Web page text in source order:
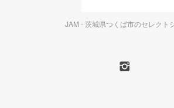
JAM - 茨城県つくば市のセレクト